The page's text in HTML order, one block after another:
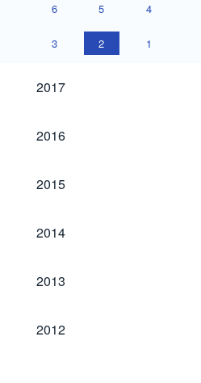
6 5 4
3 2 1
2017
2017
2016
2016
2015
2015
2014
2014
2013
2013
2012
2012